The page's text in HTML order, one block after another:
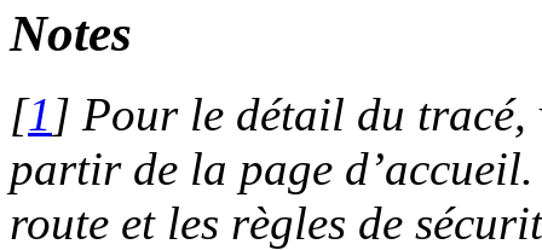
Notes
[1 ] Pour le détail du tracé,
partir de la page
route et les règles de